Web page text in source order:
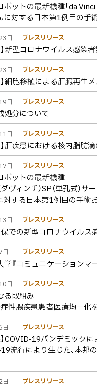
ットの最新機種「da Vinci
に対する日本第1例目の手
日 プレスリリース
】新型コロナウイルス感染
日 プレスリリース
】細胞移植による肝臓再
日 プレスリリース
処分について
日 プレスリリース
】肝疾患における核内脂
日 プレスリリース
ボットの最新機種
ダヴィンチ）SP（単孔式）
対する日本第1例目の手術
日 プレスリリース
・保での新型コロナウイル
プレスリリース
『コミュニケーションマ
日 プレスリリース
る取組み
症性腸疾患患者医療均一化
プレスリリース
】COVID-19パンデミック
流行により生じた、本邦
プレスリリース